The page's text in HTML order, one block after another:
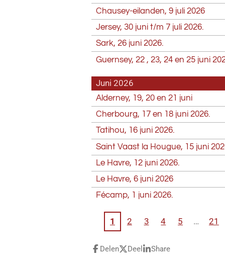
Chausey-eilanden, 9 juli 2026
Jersey, 30 juni t/m 7 juli 2026.
Sark, 26 juni 2026.
Guernsey, 22 , 23, 24 en 25 juni
Juni 2026
Alderney, 19, 20 en 21 juni
Cherbourg, 17 en 18 juni 2026.
Tatihou, 16 juni 2026.
Saint Vaast la Hougue, 15 juni
Le Havre, 12 juni 2026.
Le Havre, 6 juni 2026
Fécamp, 1 juni 2026.
1 2 3 4 5 21
Delen Deel Share